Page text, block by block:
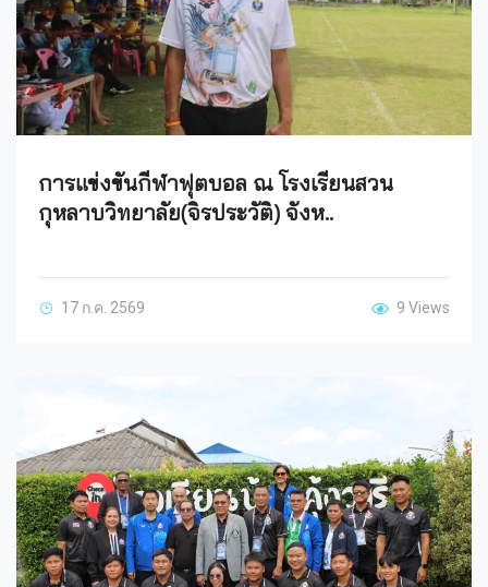
การแข่งขันกีฬาฟุตบอล ณ โรงเรียนสวน
กุหลาบวิทยาลัย(จิรประวัติ) จังห..
17 ก.ค. 2569 9 Views